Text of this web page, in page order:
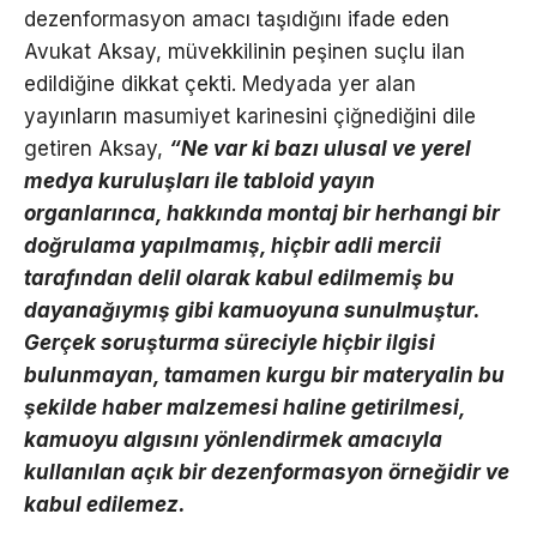
dezenformasyon amacı taşıdığını ifade eden
Avukat Aksay, müvekkilinin peşinen suçlu ilan
edildiğine dikkat çekti. Medyada yer alan
yayınların masumiyet karinesini çiğnediğini dile
getiren Aksay, “Ne var ki bazı ulusal ve yerel
medya kuruluşları ile tabloid yayın
organlarınca, hakkında montaj bir herhangi bir
doğrulama yapılmamış, hiçbir adli mercii
tarafından delil olarak kabul edilmemiş bu
dayanağıymış gibi kamuoyuna sunulmuştur.
Gerçek soruşturma süreciyle hiçbir ilgisi
bulunmayan, tamamen kurgu bir materyalin bu
şekilde haber malzemesi haline getirilmesi,
kamuoyu algısını yönlendirmek amacıyla
kullanılan açık bir dezenformasyon örneğidir ve
kabul edilemez.